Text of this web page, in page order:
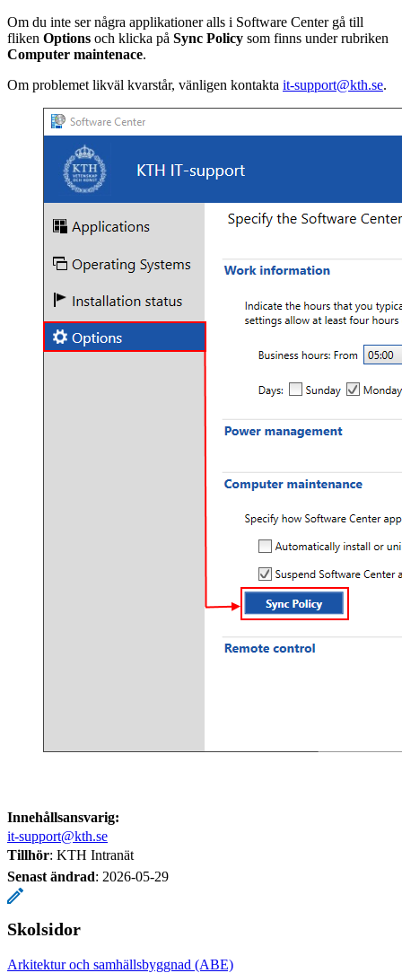
Om du inte ser några applikationer alls i Software Center gå till
fliken Options och klicka på Sync Policy som finns under rubriken
Computer maintenace.
Om problemet likväl kvarstår, vänligen kontakta it-support@kth.se.
Innehållsansvarig:
it-support@kth.se
Tillhör: KTH Intranät
Senast ändrad: 2026-05-29
Skolsidor
Arkitektur och samhällsbyggnad (ABE)